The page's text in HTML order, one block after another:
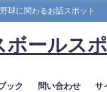
野球に関わるお話スポット
ボールス
ック 問い合わせ サ